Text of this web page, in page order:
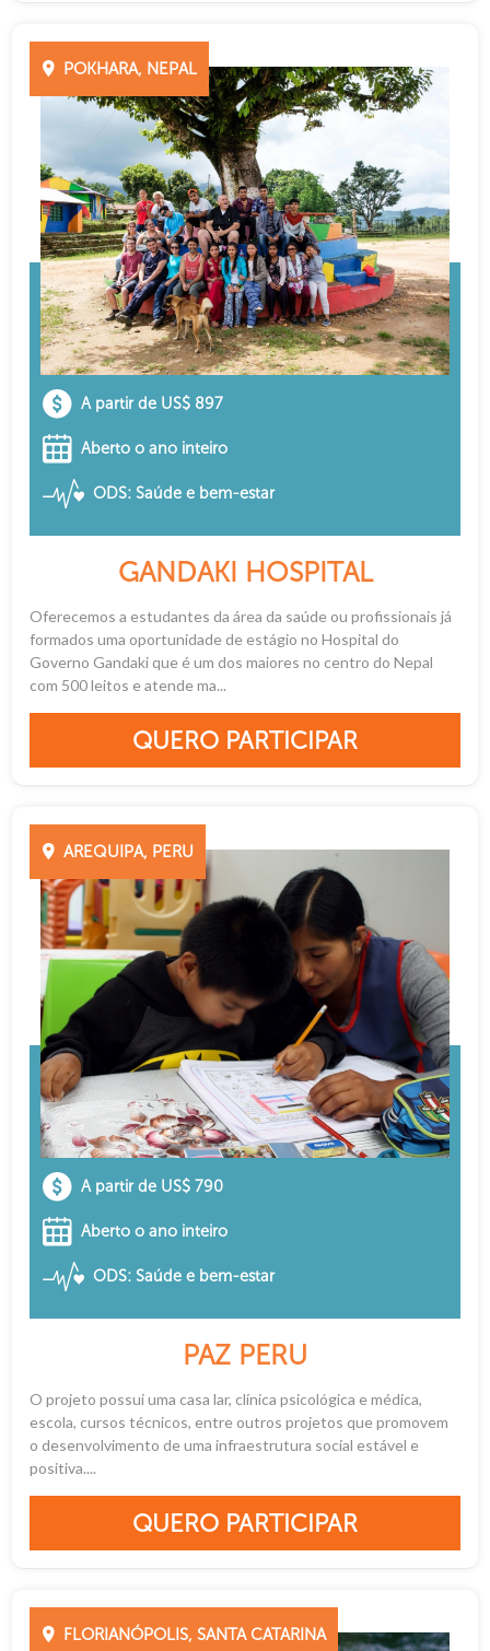
POKHARA, NEPAL
A partir de US$ 897
Aberto o ano inteiro
ODS: Saúde e bem-estar
GANDAKI HOSPITAL
Oferecemos a estudantes da área da saúde ou profissionais já
formados uma oportunidade de estágio no Hospital do
Governo Gandaki que é um dos maiores no centro do Nepal
com 500 leitos e atende ma...
QUERO PARTICIPAR
AREQUIPA, PERU
A partir de US$ 790
Aberto o ano inteiro
ODS: Saúde e bem-estar
PAZ PERU
O projeto possui uma casa lar, clínica psicológica e médica,
escola, cursos técnicos, entre outros projetos que promovem
o desenvolvimento de uma infraestrutura social estável e
positiva....
QUERO PARTICIPAR
FLORIANÓPOLIS, SANTA CATARINA